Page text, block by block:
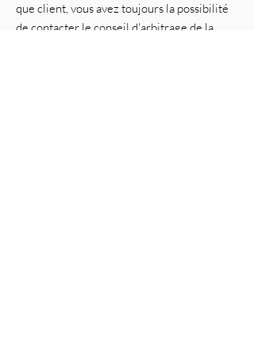
que client, vous avez toujours la possibilité
de contacter le conseil d'arbitrage de la